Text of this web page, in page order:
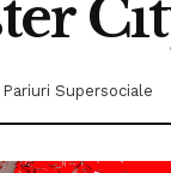
Pariuri Supersociale